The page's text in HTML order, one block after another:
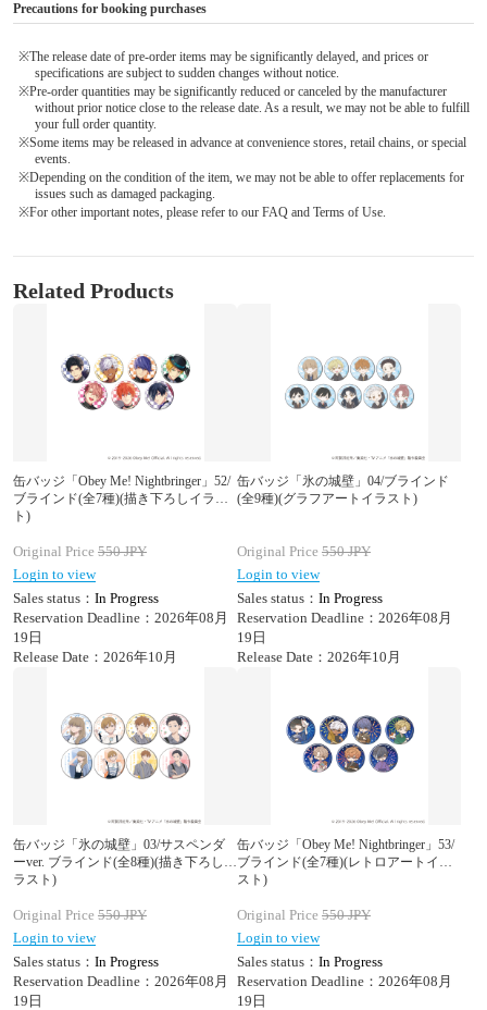
Precautions for booking purchases
※The release date of pre-order items may be significantly delayed, and prices or
specifications are subject to sudden changes without notice.
※Pre-order quantities may be significantly reduced or canceled by the manufacturer
without prior notice close to the release date. As a result, we may not be able to fulfill
your full order quantity.
※Some items may be released in advance at convenience stores, retail chains, or special
events.
※Depending on the condition of the item, we may not be able to offer replacements for
issues such as damaged packaging.
※For other important notes, please refer to our FAQ and Terms of Use.
Related Products
缶バッジ「Obey Me! Nightbringer」52/
ブラインド(全7種)(描き下ろしイラス
ト)
Original Price 550JPY
Login to view
Sales status： In Progress
Reservation Deadline：2026年08月
19日
Release Date：2026年10月
缶バッジ「氷の城壁」04/ブラインド
(全9種)(グラフアートイラスト)
Original Price 550JPY
Login to view
Sales status： In Progress
Reservation Deadline：2026年08月
19日
Release Date：2026年10月
缶バッジ「氷の城壁」03/サスペンダ
ーver. ブラインド(全8種)(描き下ろしイ
ラスト)
Original Price 550JPY
Login to view
Sales status： In Progress
Reservation Deadline：2026年08月
19日
缶バッジ「Obey Me! Nightbringer」53/
ブラインド(全7種)(レトロアートイラ
スト)
Original Price 550JPY
Login to view
Sales status： In Progress
Reservation Deadline：2026年08月
19日